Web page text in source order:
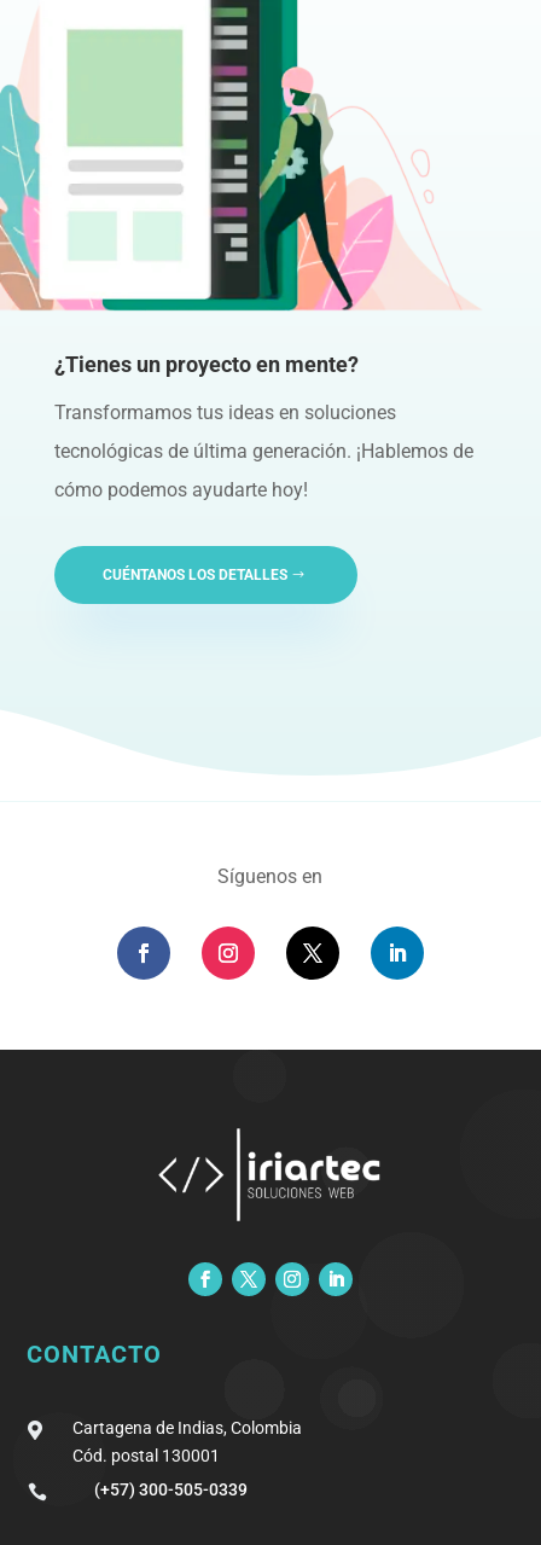
¿Tienes un proyecto en mente?
Transformamos tus ideas en soluciones
tecnológicas de última generación. ¡Hablemos de
cómo podemos ayudarte hoy!
CUÉNTANOS LOS DETALLES
Síguenos en
CONTACTO

Cartagena de Indias, Colombia
Cód. postal 130001

(+57) 300-505-0339